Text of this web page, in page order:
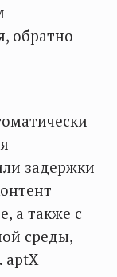
обратно
задержки
а также с
среды,
aptX